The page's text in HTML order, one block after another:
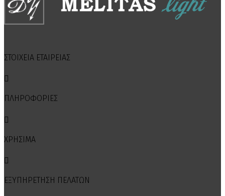
ΣΤΟΙΧΕΙΑ ΕΤΑΙΡΕΙΑΣ

ΠΛΗΡΟΦΟΡΙΕΣ

ΧΡΗΣΙΜΑ

ΕΞΥΠΗΡΕΤΗΣΗ ΠΕΛΑΤΩΝ